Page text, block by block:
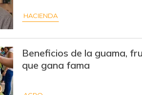
$ 3.548,50
$ 1.500,00 +$ 33,00
$ 32.000,00
HACIENDA
Beneficios de la guama,
que gana fama